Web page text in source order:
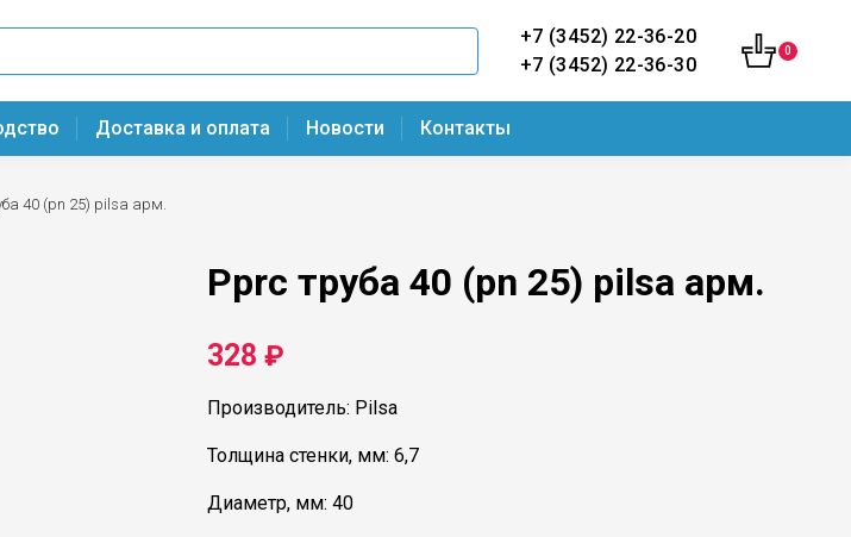
+7 (3452) 22-36-20
+7 (3452) 22-36-30
0
Доставка и оплата Новости Контакты
40 (pn 25) pilsa арм.
Pprc труба 40 (pn 25) pilsa арм.
328₽
Производитель: Pilsa
Толщина стенки, мм: 6,7
Диаметр, мм: 40